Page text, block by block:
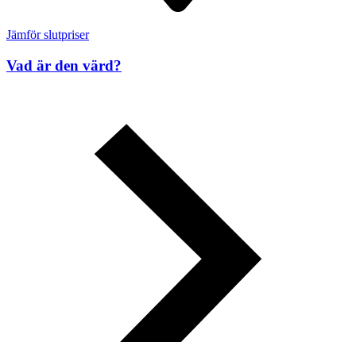
Jämför slutpriser
Vad är den värd?